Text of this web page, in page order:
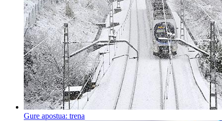
Gure apostua: trena